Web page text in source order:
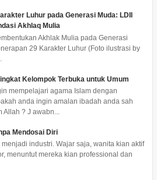
Luhur pada Generasi Muda: LDII
Akhlaq Mulia
Akhlak Mulia pada Generasi
29 Karakter Luhur (Foto ilustrasi by
Kelompok Terbuka untuk Umum
mempelajari agama Islam dengan
anda ingin amalan ibadah anda sah
Allah ? J awabn...
Mendosai Diri
menjadi industri. Wajar saja, wanita kian aktif
menuntut mereka kian professional dan